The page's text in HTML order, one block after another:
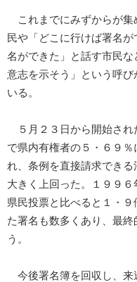
これまでにみずからが集
民や「どこに行けば署名
名ができた」と話す市民
意志を示そう」という呼
いる。
５月２３日から開始され
で県内有権者の５・６９
れ、条例を直接請求でき
大きく上回った。１９９
県民投票と比べると１・
た署名も数多くあり、最
う。
今後署名簿を回収し、来